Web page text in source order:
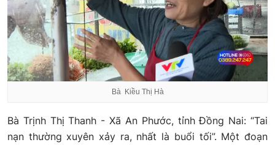
Bà Kiều Thị Hà
Bà Trịnh Thị Thanh - Xã An Phước, tỉnh Đồng Nai: “Tai
nạn thường xuyên xảy ra, nhất là buổi tối”. Một đoạn